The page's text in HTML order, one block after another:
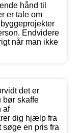
hånd til
er tale om
Endvidere
når man ikke
det er
bør skaffe
af
dig hjælp fra
søge en pris fra